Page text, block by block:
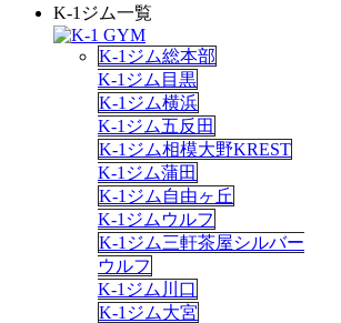
K-1ジム一覧
K-1ジム総本部
K-1ジム目黒
K-1ジム横浜
K-1ジム五反田
K-1ジム相模大野KREST
K-1ジム蒲田
K-1ジム自由ヶ丘
K-1ジムウルフ
K-1ジム三軒茶屋シルバー
ウルフ
K-1ジム川口
K-1ジム大宮